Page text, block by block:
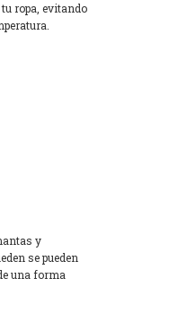
ropa, evitando
y
se pueden
una forma